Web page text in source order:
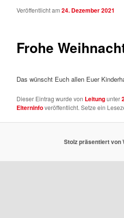
Frohe
Veröffentlicht am24. Dezember 2021
Das wünscht Euch allen Euer
Dieser Eintrag wurde von Leitungunter
Elterninfoveröffentlicht. Setze ein
Stolz präsentiert von